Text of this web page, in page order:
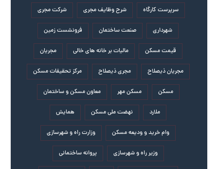
سرپرست کارگاه شرح وظایف مجری شرکت مجری
شهرداری صنعت ساختمان فرونشست زمین
قیمت مسکن مالیات بر خانه های خالی مجریان
مجریان ذیصلاح مجری ذیصلاح مرکز تحقیقات مسکن
مسکن مسکن مهر معاون مسکن و ساختمان
ملارد نهضت ملی مسکن همایش
وام خرید و ودیعه مسکن وزارت راه و شهرسازی
وزیر راه و شهرسازی پروانه ساختمانی